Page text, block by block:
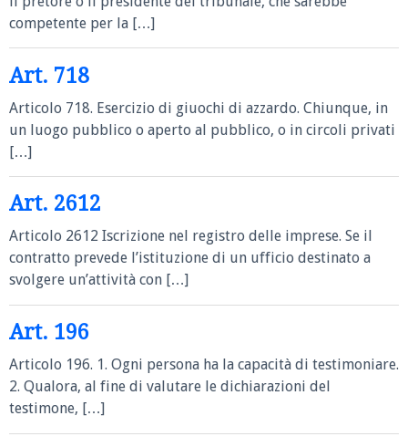
competente per la […]
Art. 718
Articolo 718. Esercizio di giuochi di azzardo. Chiunque, in
un luogo pubblico o aperto al pubblico, o in circoli privati
[…]
Art. 2612
Articolo 2612 Iscrizione nel registro delle imprese. Se il
contratto prevede l’istituzione di un ufficio destinato a
svolgere un’attività con […]
Art. 196
Articolo 196. 1. Ogni persona ha la capacità di testimoniare.
2. Qualora, al fine di valutare le dichiarazioni del
testimone, […]